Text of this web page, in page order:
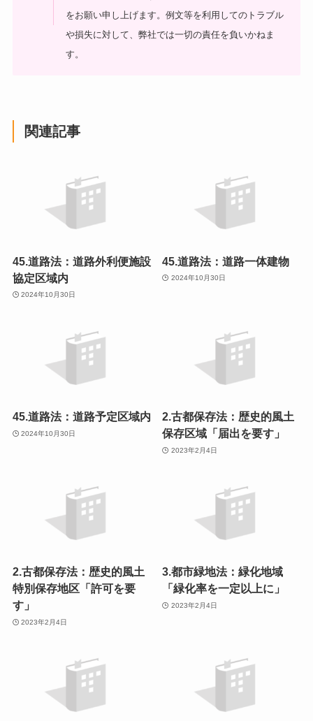
をお願い申し上げます。例文等を利用してのトラブル
や損失に対して、弊社では一切の責任を負いかねま
す。
関連記事
45.道路法：道路外利便施設
協定区域内
2024年10月30日
45.道路法：道路一体建物
2024年10月30日
45.道路法：道路予定区域内
2024年10月30日
2.古都保存法：歴史的風土
保存区域「届出を要す」
2023年2月4日
2.古都保存法：歴史的風土
特別保存地区「許可を要
す」
2023年2月4日
3.都市緑地法：緑化地域
「緑化率を一定以上に」
2023年2月4日